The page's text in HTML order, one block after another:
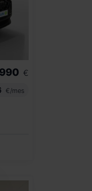
€
€/mes